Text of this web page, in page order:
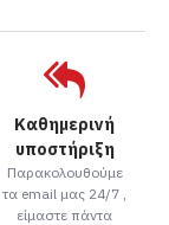
Καθημερινή
υποστήριξη
Παρακολουθούμε
τα email μας 24/7 ,
είμαστε πάντα